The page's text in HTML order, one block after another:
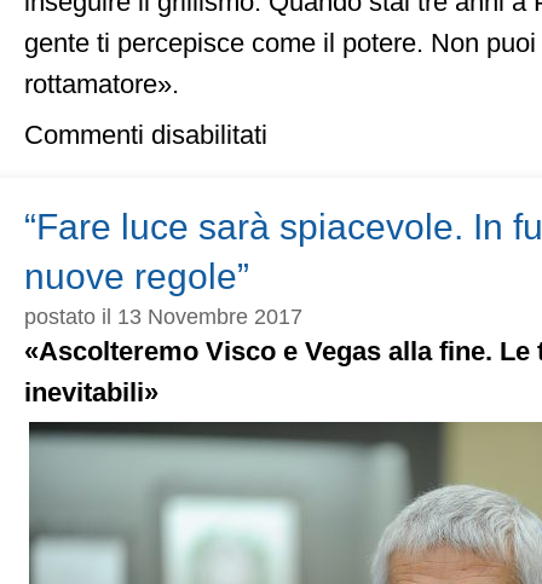
gente ti percepisce come il potere. Non
rottamatore».
Commenti disabilitati
un’alleanza
“Fare luce sarà spiacevole. In
nuove regole”
postato il 13 Novembre 2017
«Ascolteremo Visco e Vegas alla fine. Le
inevitabili»